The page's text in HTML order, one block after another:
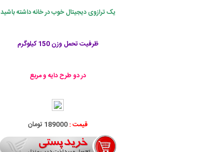
یک ترازوی دیجیتال خوب در خانه داشته باشید
ظرفیت تحمل وزن 150 کیلوگرم
در دو طرح دایه و مربع
قیمت :189000 تومان